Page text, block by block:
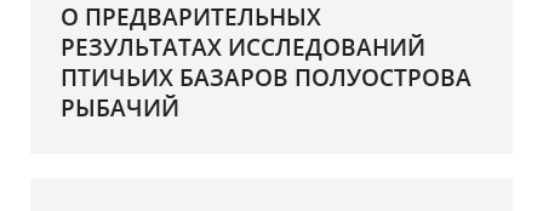
О ПРЕДВАРИТЕЛЬНЫХ
РЕЗУЛЬТАТАХ ИССЛЕДОВАНИЙ
ПТИЧЬИХ БАЗАРОВ ПОЛУОСТРОВА
РЫБАЧИЙ